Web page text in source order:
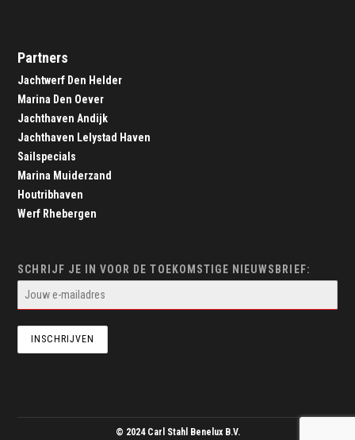
Partners
Jachtwerf Den Helder
Marina Den Oever
Jachthaven Andijk
Jachthaven Lelystad Haven
Sailspecials
Marina Muiderzand
Houtribhaven
Werf Rhebergen
SCHRIJF JE IN VOOR DE TOEKOMSTIGE NIEUWSBRIEF:
© 2024 Carl Stahl Benelux B.V.